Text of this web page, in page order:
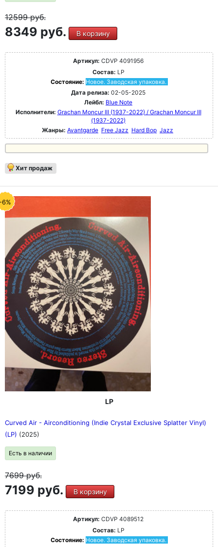
12599руб.
8349 руб. В корзину
Артикул: CDVP 4091956
Состав: LP
Состояние: Новое. Заводская упаковка.
Дата релиза: 02-05-2025
Лейбл: Blue Note
Исполнители: Grachan Moncur III (1937-2022) / Grachan Moncur III
(1937-2022)
Жанры: Avantgarde Free Jazz Hard Bop Jazz
Хит продаж
6%
LP
Curved Air - Airconditioning (Indie Crystal Exclusive Splatter Vinyl)
(LP) (2025)
Есть в наличии
7699руб.
7199 руб. В корзину
Артикул: CDVP 4089512
Состав: LP
Состояние: Новое. Заводская упаковка.